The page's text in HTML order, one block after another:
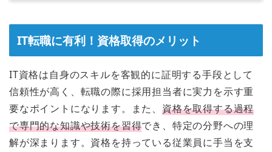
IT転職に有利！資格取得のメリット
IT資格は自身のスキルを客観的に証明する手段として
信頼性が高く、転職の際に採用担当者に実力を示す重
要なポイントになります。また、資格を取得する過程
で専門的な知識や技術を習得でき、特定の分野への理
解が深まります。資格を持っている従業員に手当を支